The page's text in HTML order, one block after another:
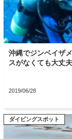
沖縄でジンベイザ
スがなくても大丈
2019/06/28
ダイビングスポット